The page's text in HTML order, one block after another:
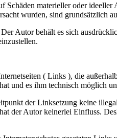
Schäden materieller oder
wurden, sind grundsätzlich
Autor behält es sich
( Links ), die
und es ihm technisch möglich
der Linksetzung keine
der Autor keinerlei Einfluss.